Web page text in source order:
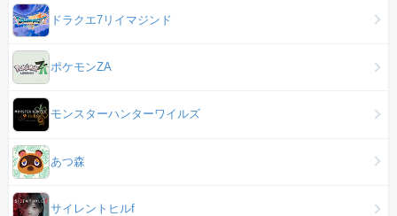
ドラクエ7リイマジンド
ポケモンZA
モンスターハンターワイルズ
あつ森
サイレントヒルf